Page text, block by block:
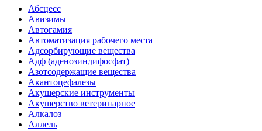
Абсцесс
Авизимы
Автогамия
Автоматизация рабочего места
Адсорбирующие вещества
Адф (аденозиндифосфат)
Азотсодержащие вещества
Акантоцефалезы
Акушерские инструменты
Акушерство ветеринарное
Алкалоз
Аллель